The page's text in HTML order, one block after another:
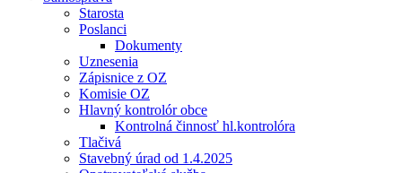
Starosta
Poslanci
Dokumenty
Uznesenia
Zápisnice z OZ
Komisie OZ
Hlavný kontrolór obce
Kontrolná činnosť hl.kontrolóra
Tlačivá
Stavebný úrad od 1.4.2025